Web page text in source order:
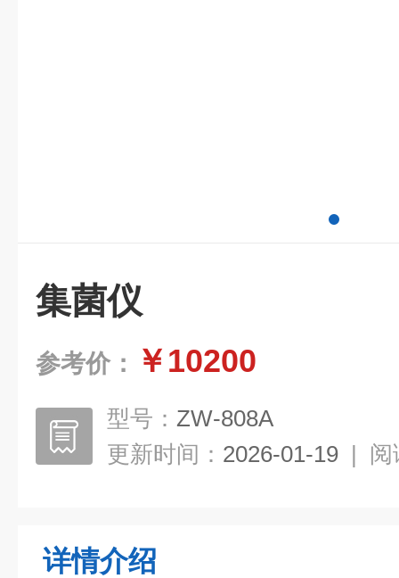
集菌仪
参考价： ￥10200
型号： ZW-808A
更新时间： 2026-01-19 | 阅
详情介绍